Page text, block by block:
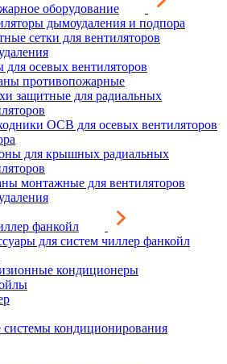
оборудование
дымоудаления и подпора
сетки для вентиляторов
для осевых вентиляторов
противопожарные
защитные для радиальных
ОСВ для осевых вентиляторов
для крышных радиальных
монтажные для вентиляторов
фанкойл
для систем чиллер фанкойл
кондиционеры
кондиционирования